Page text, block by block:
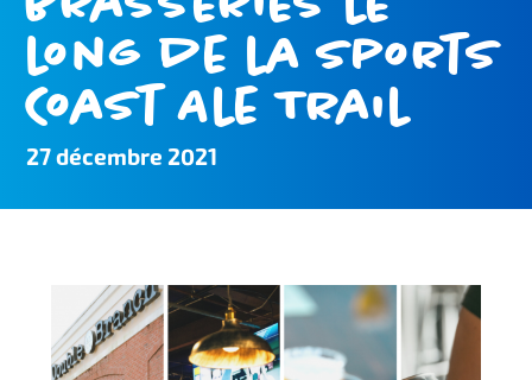
long de la Sports
Coast Ale Trail
27 décembre 2021